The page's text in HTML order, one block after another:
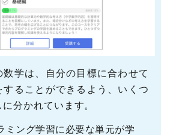
数学は、自分の目標に合わせて
することができるよう、いくつ
分かれています。
ミング学習に必要な単元が学